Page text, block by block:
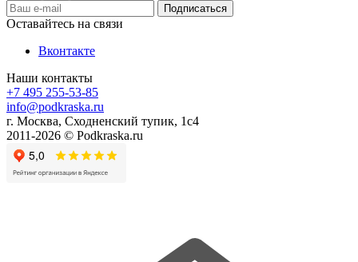
Оставайтесь на связи
Вконтакте
Наши контакты
+7 495 255-53-85
info@podkraska.ru
г. Москва, Сходненский тупик, 1с4
2011-2026 © Podkraska.ru